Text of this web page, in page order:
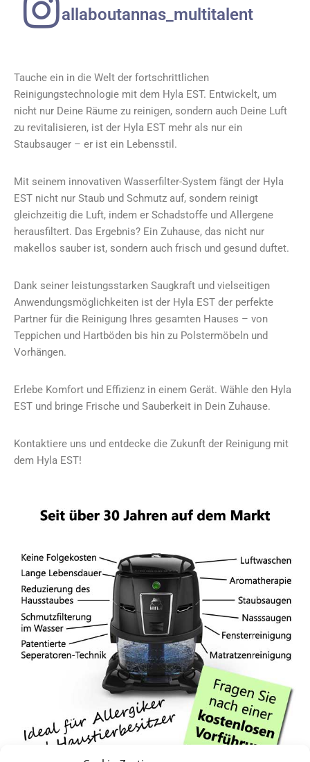
allaboutannas_multitalent
Tauche ein in die Welt der fortschrittlichen
Reinigungstechnologie mit dem Hyla EST. Entwickelt, um
nicht nur Deine Räume zu reinigen, sondern auch Deine Luft
zu revitalisieren, ist der Hyla EST mehr als nur ein
Staubsauger – er ist ein Lebensstil.
Mit seinem innovativen Wasserfilter-System fängt der Hyla
EST nicht nur Staub und Schmutz auf, sondern reinigt
gleichzeitig die Luft, indem er Schadstoffe und Allergene
herausfiltert. Das Ergebnis? Ein Zuhause, das nicht nur
makellos sauber ist, sondern auch frisch und gesund duftet.
Dank seiner leistungsstarken Saugkraft und vielseitigen
Anwendungsmöglichkeiten ist der Hyla EST der perfekte
Partner für die Reinigung Ihres gesamten Hauses – von
Teppichen und Hartböden bis hin zu Polstermöbeln und
Vorhängen.
Erlebe Komfort und Effizienz in einem Gerät. Wähle den Hyla
EST und bringe Frische und Sauberkeit in Dein Zuhause.
Kontaktiere uns und entdecke die Zukunft der Reinigung mit
dem Hyla EST!